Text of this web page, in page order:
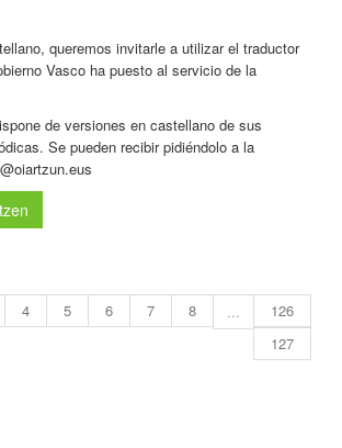
queremos invitarle a utilizar el traductor
Vasco ha puesto al servicio de la
de versiones en castellano de sus
Se pueden recibir pidiéndolo a la
4 5 6 7 8 ...
126
127